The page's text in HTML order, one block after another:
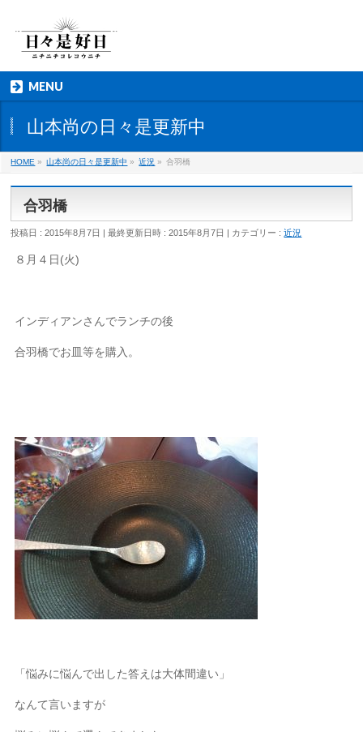
MENU
山本尚の日々是更新中
HOME » 山本尚の日々是更新中 » 近況 » 合羽橋
合羽橋
投稿日 : 2015年8月7日 最終更新日時 : 2015年8月7日 カテゴリー :近況
８月４日(火)
インディアンさんでランチの後
合羽橋でお皿等を購入。
「悩みに悩んで出した答えは大体間違い」
なんて言いますが